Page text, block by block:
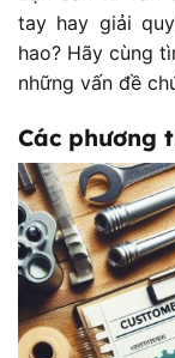
tay hay giải
hao? Hãy cùng
những vấn đề
Các phương